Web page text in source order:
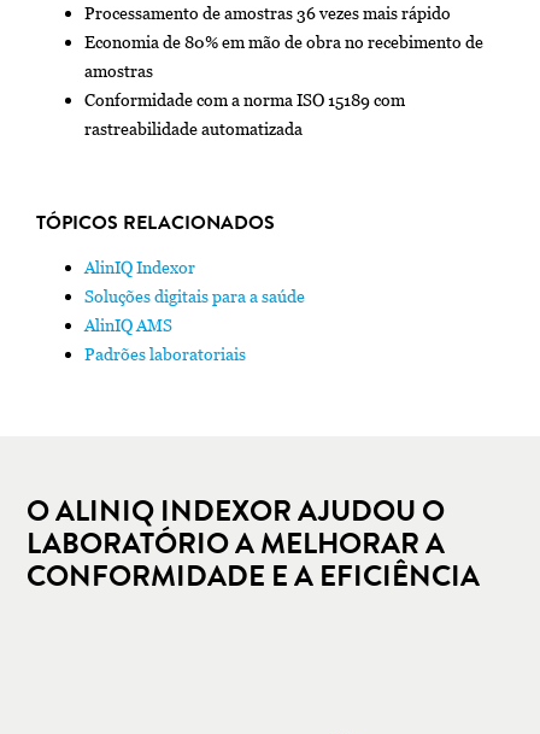
Processamento de amostras 36 vezes mais rápido
Economia de 80% em mão de obra no recebimento de
amostras
Conformidade com a norma ISO 15189 com
rastreabilidade automatizada
TÓPICOS RELACIONADOS
AlinIQ Indexor
Soluções digitais para a saúde
AlinIQ AMS
Padrões laboratoriais
O ALINIQ INDEXOR AJUDOU O
LABORATÓRIO A MELHORAR A
CONFORMIDADE E A EFICIÊNCIA